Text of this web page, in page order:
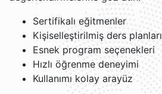
Sertifikalı eğitmenler
Kişiselleştirilmiş ders planları
Esnek program seçenekleri
Hızlı öğrenme deneyimi
Kullanımı kolay arayüz